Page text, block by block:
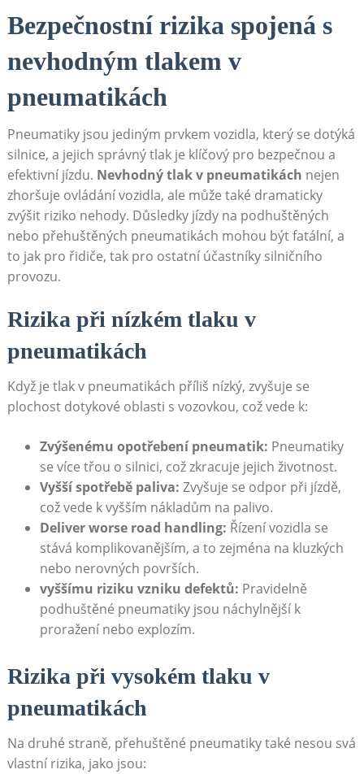
Bezpečnostní rizika spojená s
nevhodným tlakem v
pneumatikách
Pneumatiky jsou jediným prvkem vozidla, který se dotýká
silnice, a jejich správný tlak je klíčový pro bezpečnou a
efektivní jízdu. Nevhodný tlak v pneumatikách nejen
zhoršuje ovládání vozidla, ale může také dramaticky
zvýšit riziko nehody. Důsledky jízdy na podhuštěných
nebo přehuštěných pneumatikách mohou být fatální, a
to jak pro řidiče, tak pro ostatní účastníky silničního
provozu.
Rizika při nízkém tlaku v
pneumatikách
Když je tlak v pneumatikách příliš nízký, zvyšuje se
plochost dotykové oblasti s vozovkou, což vede k:
Zvýšenému opotřebení pneumatik: Pneumatiky
se více třou o silnici, což zkracuje jejich životnost.
Vyšší spotřebě paliva: Zvyšuje se odpor při jízdě,
což vede k vyšším nákladům na palivo.
Deliver worse road handling: Řízení vozidla se
stává komplikovanějším, a to zejména na kluzkých
nebo nerovných površích.
vyššímu riziku vzniku defektů: Pravidelně
podhuštěné pneumatiky jsou náchylnější k
proražení nebo explozím.
Rizika při vysokém tlaku v
pneumatikách
Na druhé straně, přehuštěné pneumatiky také nesou svá
vlastní rizika, jako jsou: